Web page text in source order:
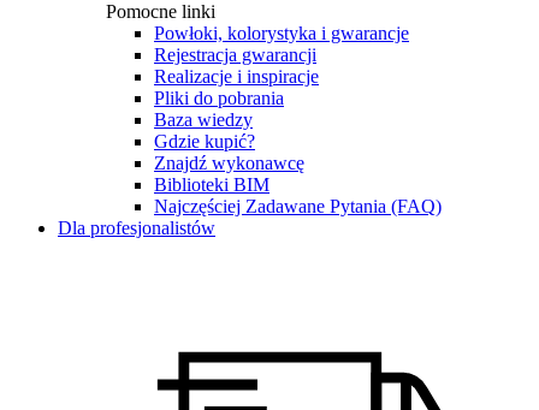
Pomocne linki
Powłoki, kolorystyka i gwarancje
Rejestracja gwarancji
Realizacje i inspiracje
Pliki do pobrania
Baza wiedzy
Gdzie kupić?
Znajdź wykonawcę
Biblioteki BIM
Najczęściej Zadawane Pytania (FAQ)
Dla profesjonalistów